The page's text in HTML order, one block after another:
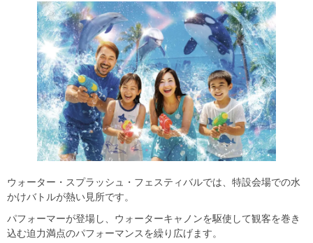
ウォーター・スプラッシュ・フェスティバルでは、特設会場での水
かけバトルが熱い見所です。
パフォーマーが登場し、ウォーターキャノンを駆使して観客を巻き
込む迫力満点のパフォーマンスを繰り広げます。